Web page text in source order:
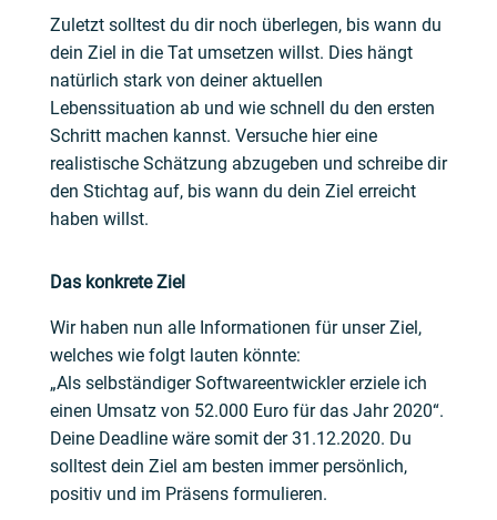
Zuletzt solltest du dir noch überlegen, bis wann du
dein Ziel in die Tat umsetzen willst. Dies hängt
natürlich stark von deiner aktuellen
Lebenssituation ab und wie schnell du den ersten
Schritt machen kannst. Versuche hier eine
realistische Schätzung abzugeben und schreibe dir
den Stichtag auf, bis wann du dein Ziel erreicht
haben willst.
Das konkrete Ziel
Wir haben nun alle Informationen für unser Ziel,
welches wie folgt lauten könnte:
„Als selbständiger Softwareentwickler erziele ich
einen Umsatz von 52.000 Euro für das Jahr 2020“.
Deine Deadline wäre somit der 31.12.2020. Du
solltest dein Ziel am besten immer persönlich,
positiv und im Präsens formulieren.